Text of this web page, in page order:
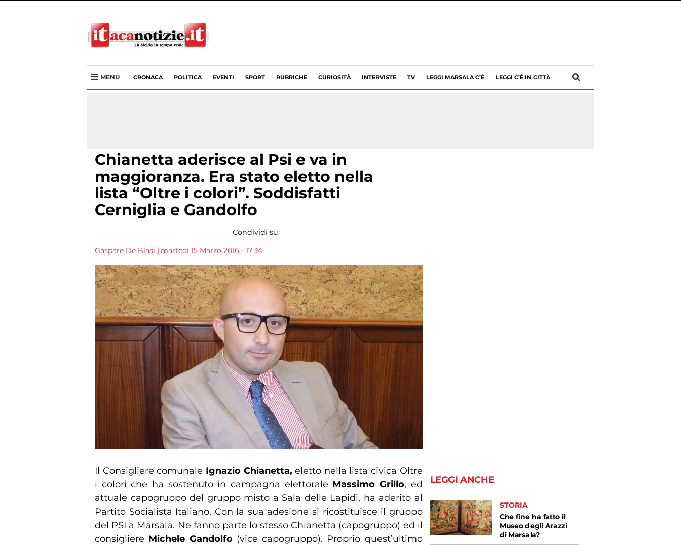
MENU CRONACA POLITICA EVENTI SPORT RUBRICHE CURIOSITÀ INTERVISTE TV LEGGI MARSALA C’È LEGGI C’È IN CITTÀ
Chianetta aderisce al Psi e va in
maggioranza. Era stato eletto nella
lista “Oltre i colori”. Soddisfatti
Cerniglia e Gandolfo
Condividi su:
Gaspare De Blasi | martedì 15 Marzo 2016 - 17:34
Il Consigliere comunale Ignazio Chianetta, eletto nella lista civica Oltre
i colori che ha sostenuto in campagna elettorale Massimo Grillo, ed
attuale capogruppo del gruppo misto a Sala delle Lapidi, ha aderito al
Partito Socialista Italiano. Con la sua adesione si ricostituisce il gruppo
del PSI a Marsala. Ne fanno parte lo stesso Chianetta (capogruppo) ed il
consigliere Michele Gandolfo(vice capogruppo). Proprio quest’ultimo
LEGGI ANCHE
STORIA
Che fine ha fatto il
Museo degli Arazzi
di Marsala?